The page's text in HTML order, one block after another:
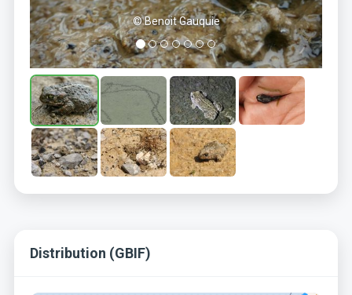
© Benoit Gauquie
Distribution (GBIF)